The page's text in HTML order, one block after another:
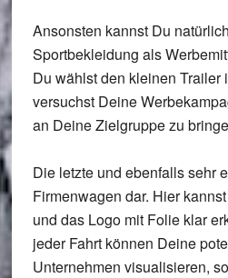
Ansonsten kannst Du
Sportbekleidung als
Du wählst den kleinen Trailer
versuchst Deine
an Deine Zielgruppe zu
Die letzte und ebenfalls sehr
Firmenwagen dar. Hier
und das Logo mit Folie klar
jeder Fahrt können Deine
Unternehmen visualisieren,